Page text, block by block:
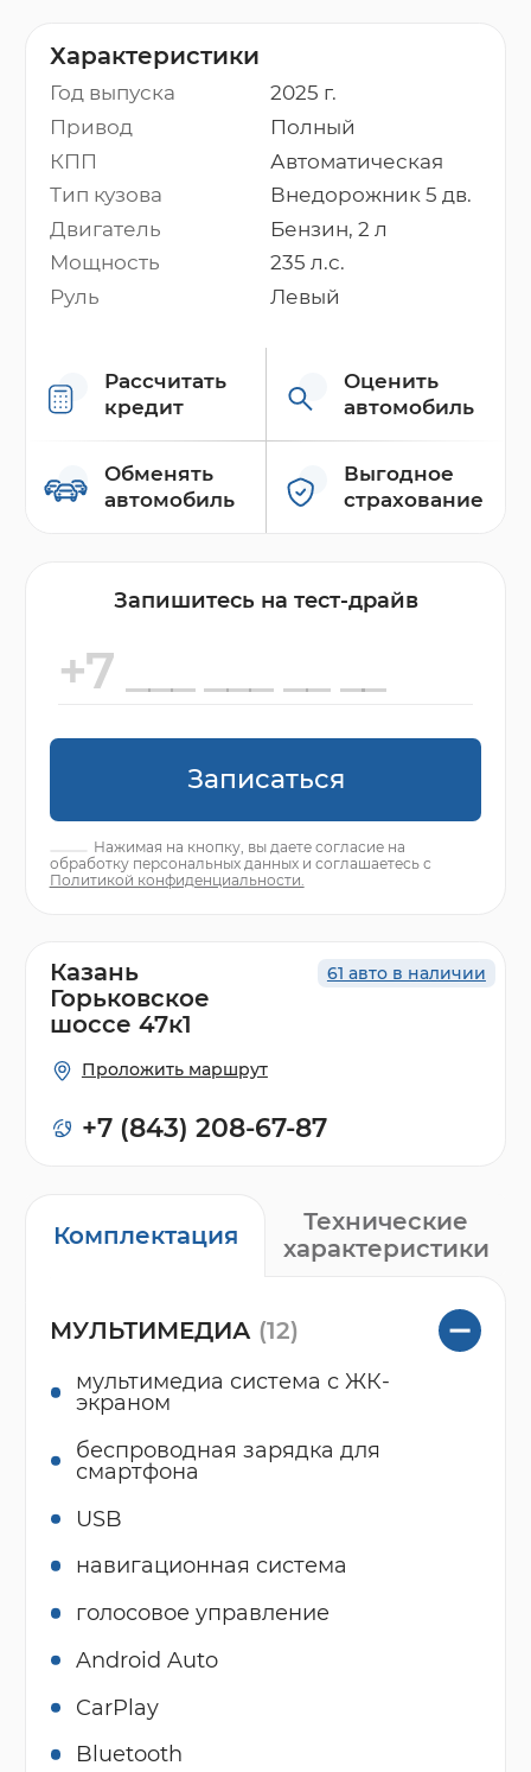
Характеристики
Год выпуска
2025 г.
Привод
Полный
КПП
Автоматическая
Тип кузова
Внедорожник 5 дв.
Двигатель
Бензин, 2 л
Мощность
235 л.с.
Руль
Левый
Рассчитать
кредит
Оценить
автомобиль
Обменять
автомобиль
Выгодное
страхование
Запишитесь на тест-драйв
Записаться
Нажимая на кнопку, вы даете согласие на
обработку персональных данных и соглашаетесь с
Политикой конфиденциальности.
Комплектация
Технические
характеристики
МУЛЬТИМЕДИА (12)
мультимедиа система с ЖК-
экраном
беспроводная зарядка для
смартфона
USB
навигационная система
голосовое управление
Android Auto
CarPlay
Bluetooth
61 авто в наличии
Казань
Горьковское
шоссе 47к1
Проложить маршрут
+7 (843) 208-67-87